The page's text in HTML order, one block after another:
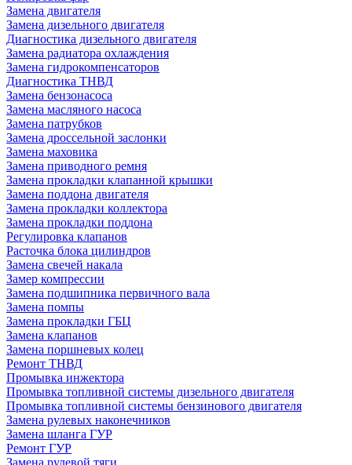
Замена двигателя
Замена дизельного двигателя
Диагностика дизельного двигателя
Замена радиатора охлаждения
Замена гидрокомпенсаторов
Диагностика ТНВД
Замена бензонасоса
Замена масляного насоса
Замена патрубков
Замена дроссельной заслонки
Замена маховика
Замена приводного ремня
Замена прокладки клапанной крышки
Замена поддона двигателя
Замена прокладки коллектора
Замена прокладки поддона
Регулировка клапанов
Расточка блока цилиндров
Замена свечей накала
Замер компрессии
Замена подшипника первичного вала
Замена помпы
Замена прокладки ГБЦ
Замена клапанов
Замена поршневых колец
Ремонт ТНВД
Промывка инжектора
Промывка топливной системы дизельного двигателя
Промывка топливной системы бензинового двигателя
Замена рулевых наконечников
Замена шланга ГУР
Ремонт ГУР
Замена рулевой тяги